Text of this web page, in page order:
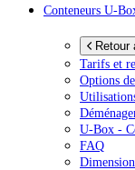
Conteneurs U-
Retour
Tarifs et
Options
U-Box -
FAQ